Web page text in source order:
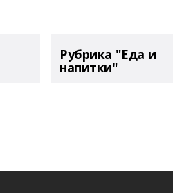
Рубрика "Еда и
напитки"